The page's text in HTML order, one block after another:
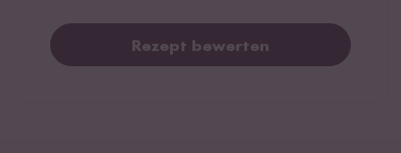
Rezept bewerten